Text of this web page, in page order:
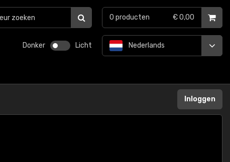
Donker Licht Nederlands
0 producten € 0,00
Inloggen